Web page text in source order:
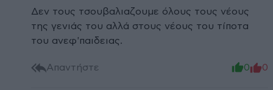
Δεν τους τσουβαλιαζουμε όλους τους νέους
της γενιάς του αλλά στους νέους του τίποτα
του ανεφ'παιδειας.
Απαντήστε 0 0